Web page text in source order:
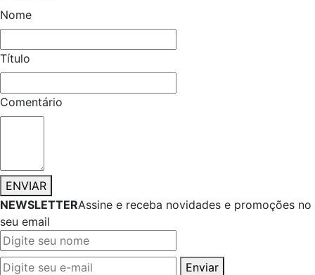
Nome
Título
Comentário
ENVIAR
NEWSLETTERAssine e receba novidades e promoções no
seu email
Enviar